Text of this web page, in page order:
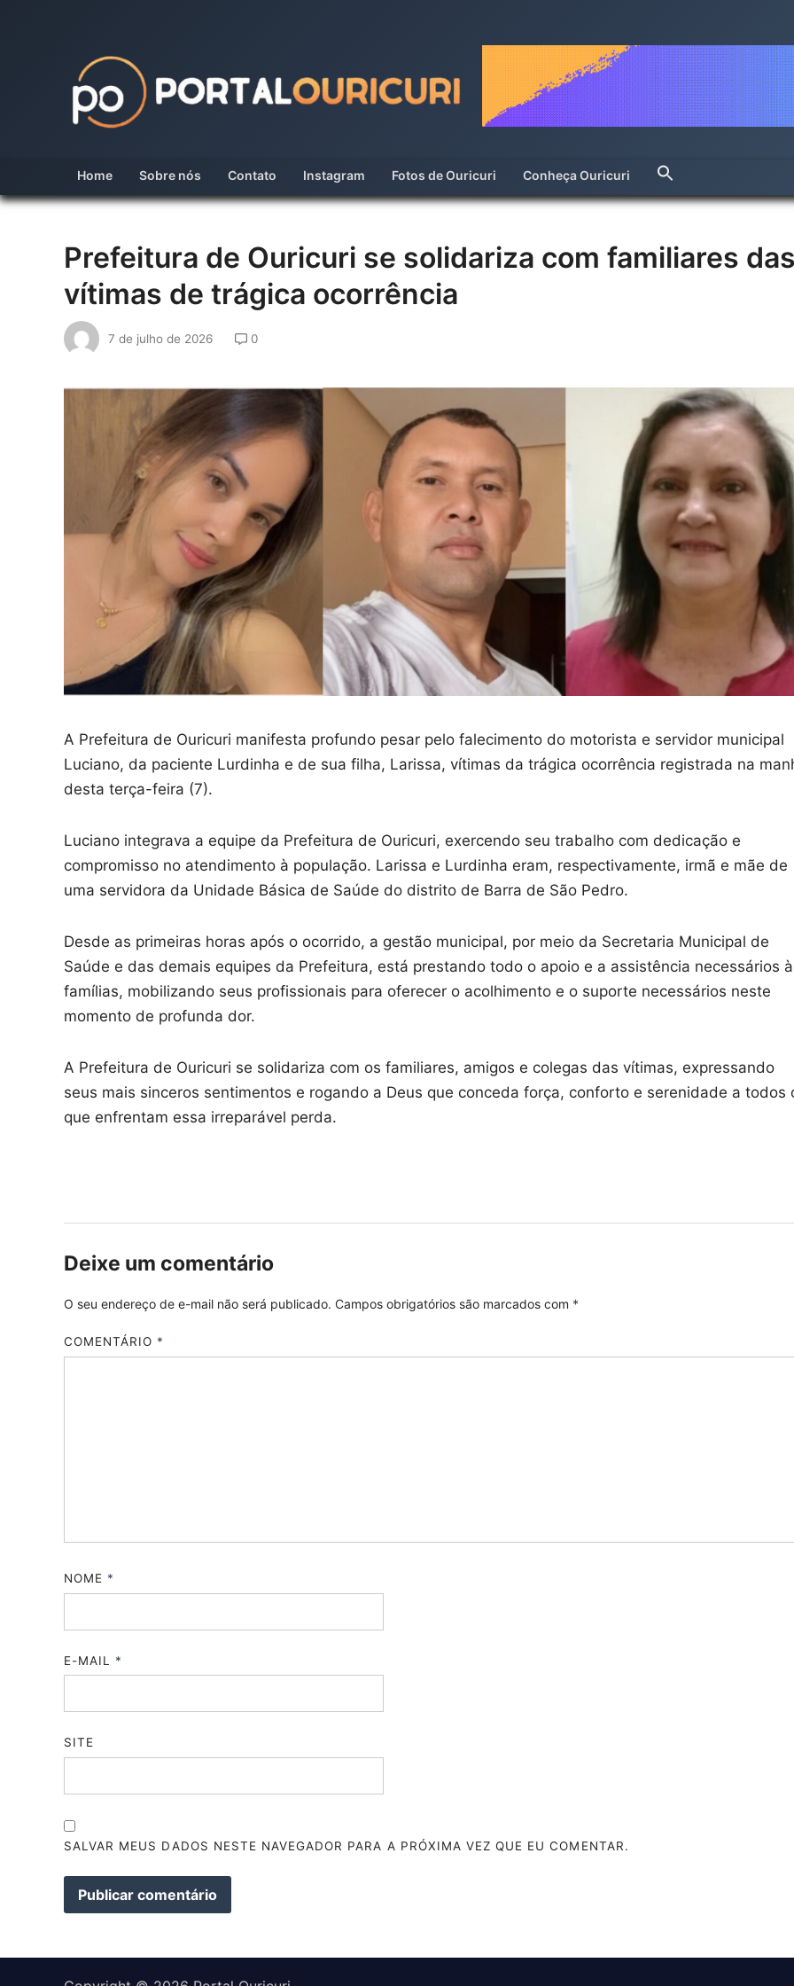
Home Sobre nós Contato Instagram Fotos de Ouricuri Conheça Ouricuri
Prefeitura de Ouricuri se solidariza com familiares
vítimas de trágica ocorrência
7 de julho de 2026 0
A Prefeitura de Ouricuri manifesta profundo pesar pelo falecimento do motorista e servidor municipal
Luciano, da paciente Lurdinha e de sua filha, Larissa, vítimas da trágica ocorrência registrada na
desta terça-feira (7).
Luciano integrava a equipe da Prefeitura de Ouricuri, exercendo seu trabalho com dedicação e
compromisso no atendimento à população. Larissa e Lurdinha eram, respectivamente, irmã e mãe de
uma servidora da Unidade Básica de Saúde do distrito de Barra de São Pedro.
Desde as primeiras horas após o ocorrido, a gestão municipal, por meio da Secretaria Municipal de
Saúde e das demais equipes da Prefeitura, está prestando todo o apoio e a assistência necessários
famílias, mobilizando seus profissionais para oferecer o acolhimento e o suporte necessários neste
momento de profunda dor.
A Prefeitura de Ouricuri se solidariza com os familiares, amigos e colegas das vítimas, expressando
seus mais sinceros sentimentos e rogando a Deus que conceda força, conforto e serenidade a todos
que enfrentam essa irreparável perda.
Deixe um comentário
O seu endereço de e-mail não será publicado. Campos obrigatórios são marcados com *
COMENTÁRIO *
NOME *
E-MAIL *
SITE
SALVAR MEUS DADOS NESTE NAVEGADOR PARA A PRÓXIMA VEZ QUE EU COMENTAR.